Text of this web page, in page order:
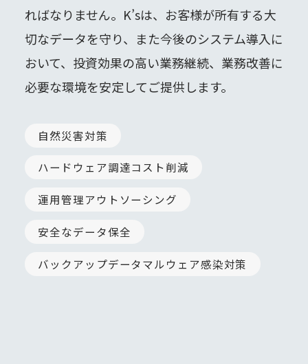
ればなりません。K’sは、お客様が所有する大
切なデータを守り、また今後のシステム導入に
おいて、投資効果の高い業務継続、業務改善に
必要な環境を安定してご提供します。
自然災害対策
ハードウェア調達コスト削減
運用管理アウトソーシング
安全なデータ保全
バックアップデータマルウェア感染対策